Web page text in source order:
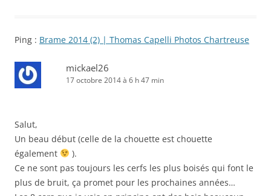
Ping : Brame 2014 (2) | Thomas Capelli Photos Chartreuse
mickael26
17 octobre 2014 à 6 h 47 min
Salut,
Un beau début (celle de la chouette est chouette
également
).
Ce ne sont pas toujours les cerfs les plus boisés qui font le
plus de bruit, ça promet pour les prochaines années…